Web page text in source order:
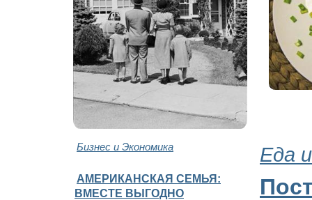
Бизнес и Экономика Еда
АМЕРИКАНСКАЯ СЕМЬЯ:
ВМЕСТЕ ВЫГОДНО